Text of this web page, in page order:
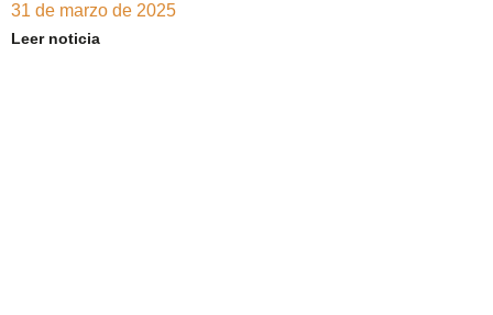
31 de marzo de 2025
Leer noticia